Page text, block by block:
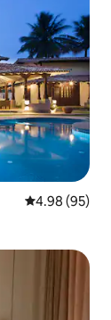
คะแนนเฉลี่ย
4.98 (95)